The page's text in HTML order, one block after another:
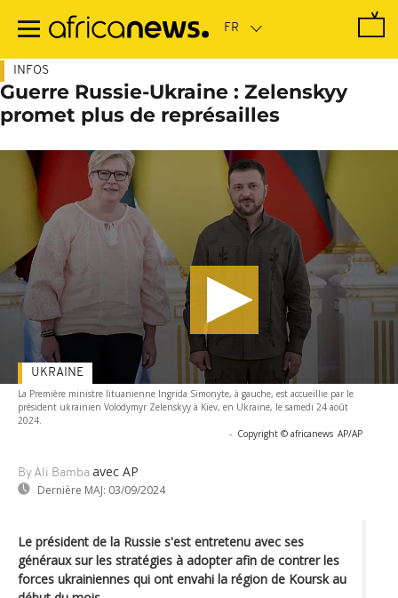
contenu
INFOS
Guerre Russie-Ukraine : Zelenskyy
promet plus de représailles
La Première ministre lituanienne Ingrida Simonyte, à gauche, est accueillie par le
président ukrainien Volodymyr Zelenskyy à Kiev, en Ukraine, le samedi 24 août
2024.
- Copyright © africanews AP/AP
By Ali Bamba avec AP
Dernière MAJ: 03/09/2024
UKRAINE
Le président de la Russie s'est entretenu avec ses
généraux sur les stratégies à adopter afin de contrer les
forces ukrainiennes qui ont envahi la région de Koursk au